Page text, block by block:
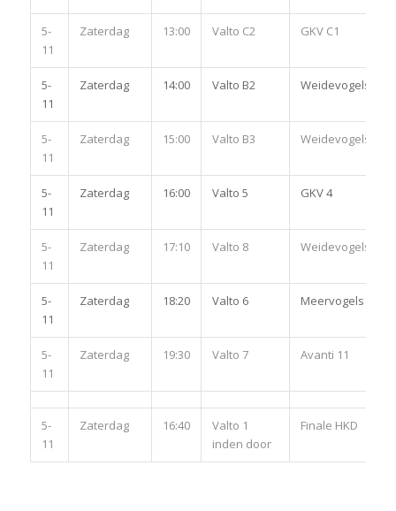
5-
11
Zaterdag 13:00 Valto C2 GKV C1
5-
11
Zaterdag 14:00 Valto B2 Weidevogels B2
5-
11
Zaterdag 15:00 Valto B3 Weidevogels B3
5-
11
Zaterdag 16:00 Valto 5 GKV 4
5-
11
Zaterdag 17:10 Valto 8 Weidevogels 5
5-
11
Zaterdag 18:20 Valto 6 Meervogels 7
5-
11
Zaterdag 19:30 Valto 7 Avanti 11
5-
11
Zaterdag 16:40
Valto 1
inden door
Finale HKD